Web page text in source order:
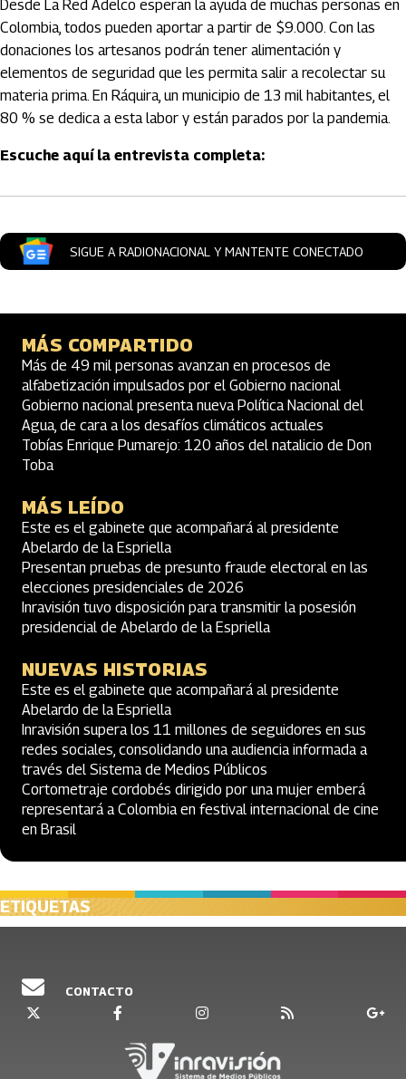
Desde La Red Adelco esperan la ayuda de muchas personas en
Colombia, todos pueden aportar a partir de $9.000. Con las
donaciones los artesanos podrán tener alimentación y
elementos de seguridad que les permita salir a recolectar su
materia prima. En Ráquira, un municipio de 13 mil habitantes, el
80 % se dedica a esta labor y están parados por la pandemia.
Escuche aquí la entrevista completa:
SIGUE A RADIONACIONAL Y MANTENTE CONECTADO
MÁS COMPARTIDO
Más de 49 mil personas avanzan en procesos de
alfabetización impulsados por el Gobierno nacional
Gobierno nacional presenta nueva Política Nacional del
Agua, de cara a los desafíos climáticos actuales
Tobías Enrique Pumarejo: 120 años del natalicio de Don
Toba
MÁS LEÍDO
Este es el gabinete que acompañará al presidente
Abelardo de la Espriella
Presentan pruebas de presunto fraude electoral en las
elecciones presidenciales de 2026
Inravisión tuvo disposición para transmitir la posesión
presidencial de Abelardo de la Espriella
NUEVAS HISTORIAS
Este es el gabinete que acompañará al presidente
Abelardo de la Espriella
Inravisión supera los 11 millones de seguidores en sus
redes sociales, consolidando una audiencia informada a
través del Sistema de Medios Públicos
Cortometraje cordobés dirigido por una mujer emberá
representará a Colombia en festival internacional de cine
en Brasil
ETIQUETAS
CONTACTO